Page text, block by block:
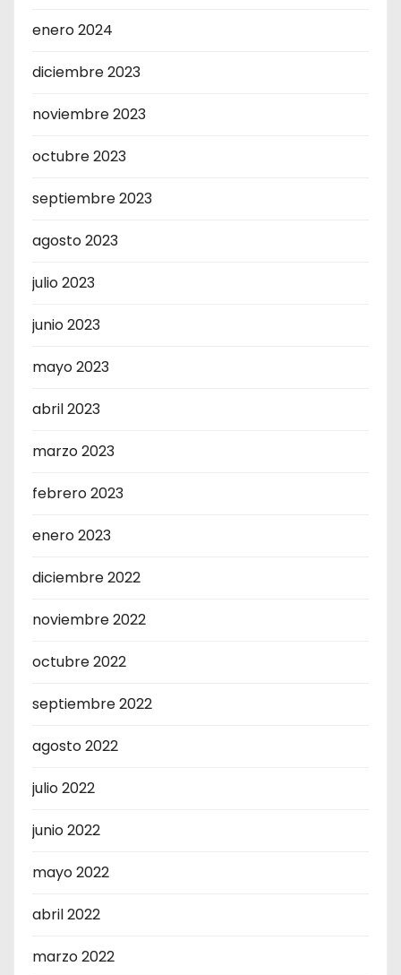
enero 2024
diciembre 2023
noviembre 2023
octubre 2023
septiembre 2023
agosto 2023
julio 2023
junio 2023
mayo 2023
abril 2023
marzo 2023
febrero 2023
enero 2023
diciembre 2022
noviembre 2022
octubre 2022
septiembre 2022
agosto 2022
julio 2022
junio 2022
mayo 2022
abril 2022
marzo 2022